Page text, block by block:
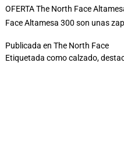
OFERTA The North Face
Face Altamesa 300 son unas
Publicada en The North Face
Etiquetada comocalzado,